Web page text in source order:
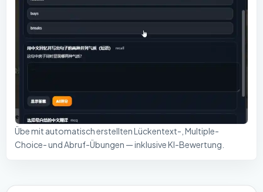
Übe mit automatisch erstellten Lückentext-, Multiple-
Choice- und Abruf-Übungen — inklusive KI-Bewertung.